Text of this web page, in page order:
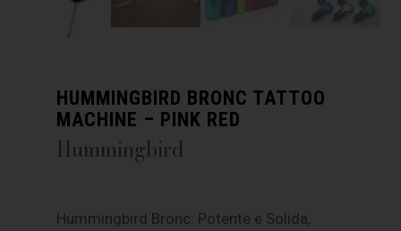
HUMMINGBIRD BRONC TATTOO
MACHINE – PINK RED
Hummingbird
Hummingbird Bronc: Potente e Solida,